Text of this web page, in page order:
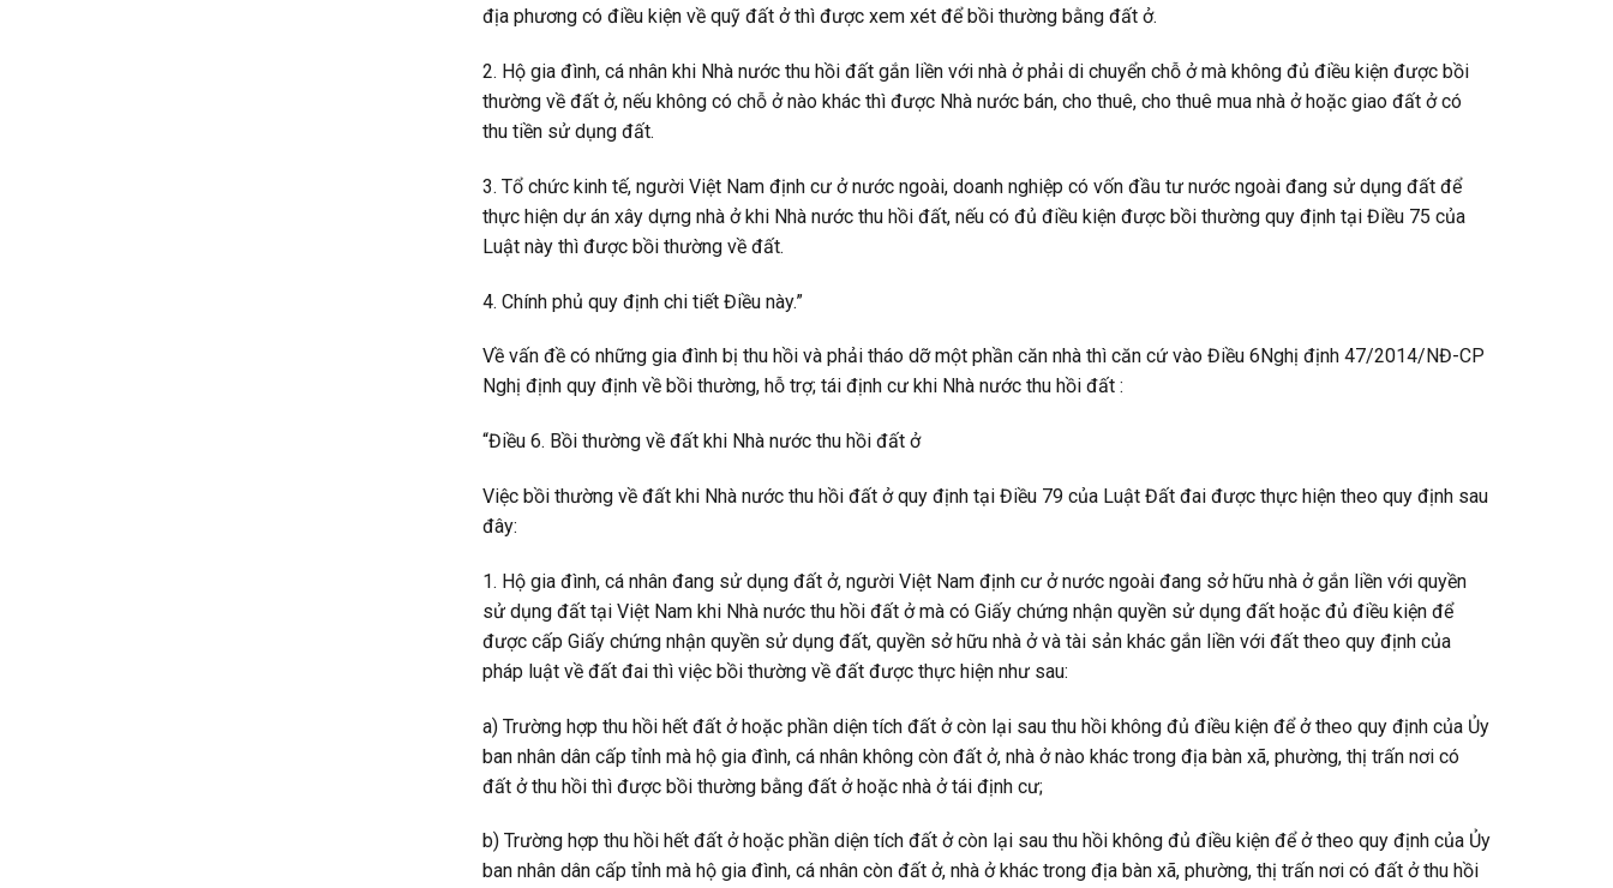
địa phương có điều kiện về quỹ đất ở thì được xem xét để bồi thường bằng đất ở.
2. Hộ gia đình, cá nhân khi Nhà nước thu hồi đất gắn liền với nhà ở phải di chuyển chỗ ở mà không đủ điều kiện được bồi
thường về đất ở, nếu không có chỗ ở nào khác thì được Nhà nước bán, cho thuê, cho thuê mua nhà ở hoặc giao đất ở có
thu tiền sử dụng đất.
3. Tổ chức kinh tế, người Việt Nam định cư ở nước ngoài, doanh nghiệp có vốn đầu tư nước ngoài đang sử dụng đất để
thực hiện dự án xây dựng nhà ở khi Nhà nước thu hồi đất, nếu có đủ điều kiện được bồi thường quy định tại Điều 75 của
Luật này thì được bồi thường về đất.
4. Chính phủ quy định chi tiết Điều này.”
Về vấn đề có những gia đình bị thu hồi và phải tháo dỡ một phần căn nhà thì căn cứ vào Điều 6Nghị định 47/2014/NĐ-CP
Nghị định quy định về bồi thường, hỗ trợ; tái định cư khi Nhà nước thu hồi đất :
“Điều 6. Bồi thường về đất khi Nhà nước thu hồi đất ở
Việc bồi thường về đất khi Nhà nước thu hồi đất ở quy định tại Điều 79 của Luật Đất đai được thực hiện theo quy định sau
đây:
1. Hộ gia đình, cá nhân đang sử dụng đất ở, người Việt Nam định cư ở nước ngoài đang sở hữu nhà ở gắn liền với quyền
sử dụng đất tại Việt Nam khi Nhà nước thu hồi đất ở mà có Giấy chứng nhận quyền sử dụng đất hoặc đủ điều kiện để
được cấp Giấy chứng nhận quyền sử dụng đất, quyền sở hữu nhà ở và tài sản khác gắn liền với đất theo quy định của
pháp luật về đất đai thì việc bồi thường về đất được thực hiện như sau:
a) Trường hợp thu hồi hết đất ở hoặc phần diện tích đất ở còn lại sau thu hồi không đủ điều kiện để ở theo quy định của Ủy
ban nhân dân cấp tỉnh mà hộ gia đình, cá nhân không còn đất ở, nhà ở nào khác trong địa bàn xã, phường, thị trấn nơi có
đất ở thu hồi thì được bồi thường bằng đất ở hoặc nhà ở tái định cư;
b) Trường hợp thu hồi hết đất ở hoặc phần diện tích đất ở còn lại sau thu hồi không đủ điều kiện để ở theo quy định của Ủy
ban nhân dân cấp tỉnh mà hộ gia đình, cá nhân còn đất ở, nhà ở khác trong địa bàn xã, phường, thị trấn nơi có đất ở thu hồi